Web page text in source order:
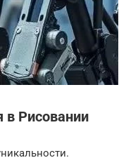
в Рисовании